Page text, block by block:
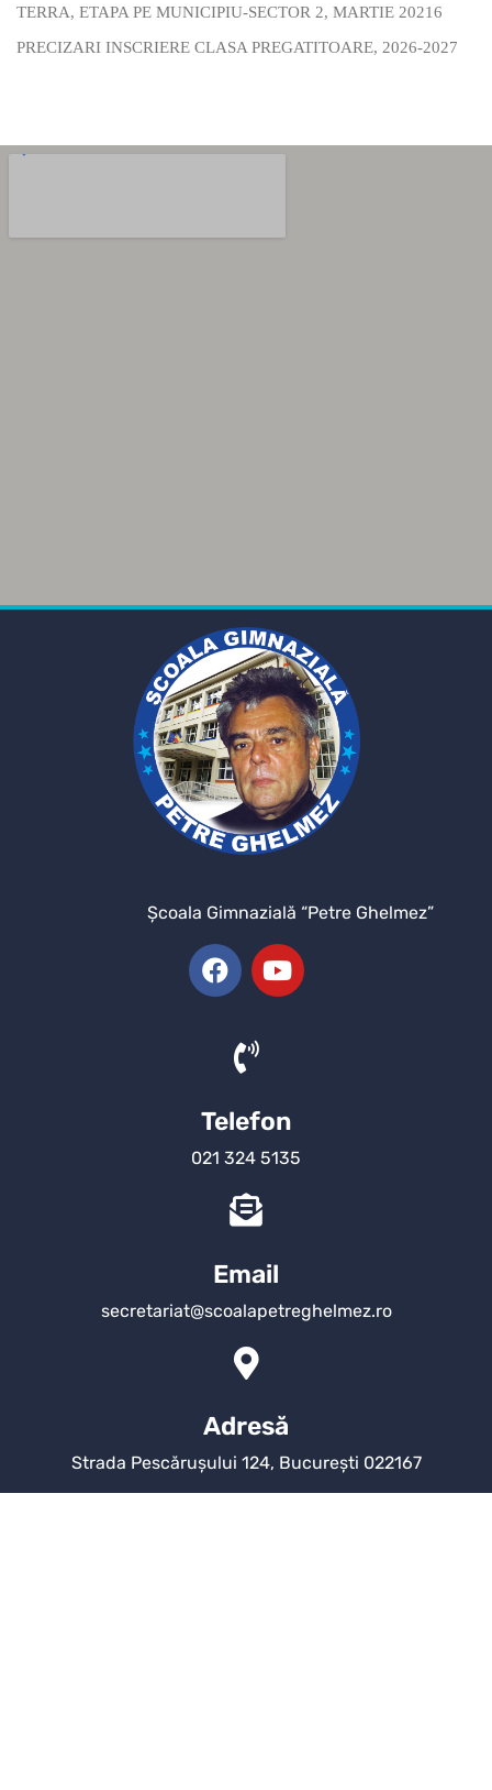
TERRA, ETAPA PE MUNICIPIU-SECTOR 2, MARTIE 20216
PRECIZARI INSCRIERE CLASA PREGATITOARE, 2026-2027
Şcoala Gimnazială “Petre Ghelmez”
Telefon
021 324 5135
Email
secretariat@scoalapetreghelmez.ro
Adresă
Strada Pescărușului 124, București 022167